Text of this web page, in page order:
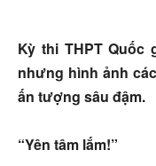
Kỳ thi THPT Quốc
nhưng hình ảnh
ấn tượng sâu đậm.
“Yên tâm lắm!”